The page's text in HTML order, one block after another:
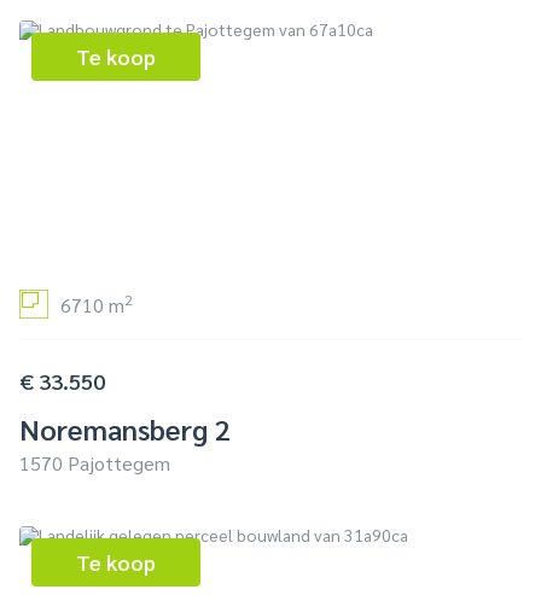
Te koop
6710 m2
€ 33.550
Noremansberg 2
1570 Pajottegem
Te koop